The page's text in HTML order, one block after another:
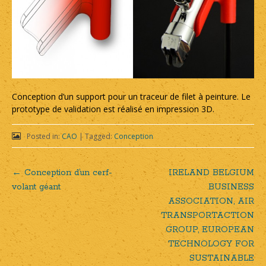
Conception d’un support pour un traceur de filet à peinture. Le
prototype de validation est réalisé en impression 3D.
Posted in:CAO |Tagged: Conception
Post
navigation
← Conception d’un cerf-
volant géant
IRELAND BELGIUM
BUSINESS
ASSOCIATION, AIR
TRANSPORTACTION
GROUP, EUROPEAN
TECHNOLOGY FOR
SUSTAINABLE